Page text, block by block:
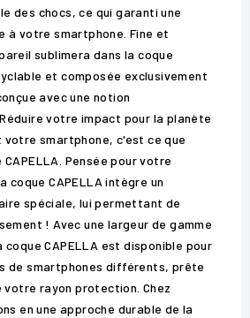
des chocs, ce qui garanti une
à votre smartphone. Fine et
sublimera dans la coque
et composée exclusivement
avec une notion
votre impact pour la planète
smartphone, c'est ce que
Pensée pour votre
coque CAPELLA intègre un
spéciale, lui permettant de
! Avec une largeur de gamme
CAPELLA est disponible pour
de smartphones différents, prête
rayon protection. Chez
en une approche durable de la